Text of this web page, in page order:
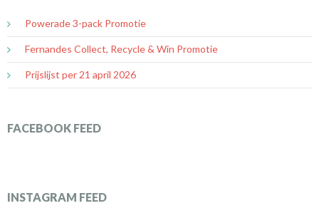
Powerade 3-pack Promotie
Fernandes Collect, Recycle & Win Promotie
Prijslijst per 21 april 2026
FACEBOOK FEED
INSTAGRAM FEED